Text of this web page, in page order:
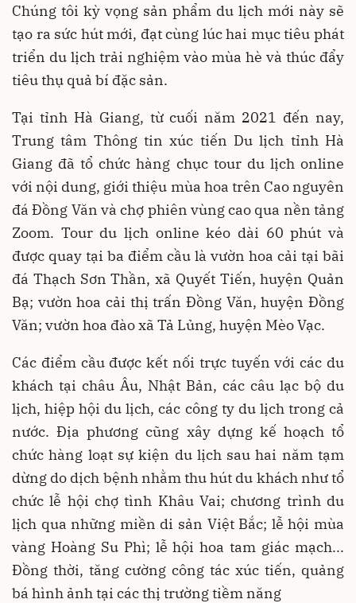
Chúng tôi kỳ vọng sản phẩm du lịch mới này sẽ
tạo ra sức hút mới, đạt cùng lúc hai mục tiêu phát
triển du lịch trải nghiệm vào mùa hè và thúc đẩy
tiêu thụ quả bí đặc sản.
Tại tỉnh Hà Giang, từ cuối năm 2021 đến nay,
Trung tâm Thông tin xúc tiến Du lịch tỉnh Hà
Giang đã tổ chức hàng chục tour du lịch online
với nội dung, giới thiệu mùa hoa trên Cao nguyên
đá Đồng Văn và chợ phiên vùng cao qua nền tảng
Zoom. Tour du lịch online kéo dài 60 phút và
được quay tại ba điểm cầu là vườn hoa cải tại bãi
đá Thạch Sơn Thần, xã Quyết Tiến, huyện Quản
Bạ; vườn hoa cải thị trấn Đồng Văn, huyện Đồng
Văn; vườn hoa đào xã Tả Lủng, huyện Mèo Vạc.
Các điểm cầu được kết nối trực tuyến với các du
khách tại châu Âu, Nhật Bản, các câu lạc bộ du
lịch, hiệp hội du lịch, các công ty du lịch trong cả
nước. Địa phương cũng xây dựng kế hoạch tổ
chức hàng loạt sự kiện du lịch sau hai năm tạm
dừng do dịch bệnh nhằm thu hút du khách như tổ
chức lễ hội chợ tình Khâu Vai; chương trình du
lịch qua những miền di sản Việt Bắc; lễ hội mùa
vàng Hoàng Su Phì; lễ hội hoa tam giác mạch...
Đồng thời, tăng cường công tác xúc tiến, quảng
bá hình ảnh tại các thị trường tiềm năng